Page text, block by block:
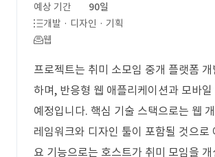
예상 기간
90일
개발 · 디자인 · 기획
웹
프로젝트는 취미 소모임 중개 플랫폼
하며, 반응형 웹 애플리케이션과 모바
예정입니다. 핵심 기술 스택으로는 웹
레임워크와 디자인 툴이 포함될 것으로
요 기능으로는 호스트가 취미 모임을 개